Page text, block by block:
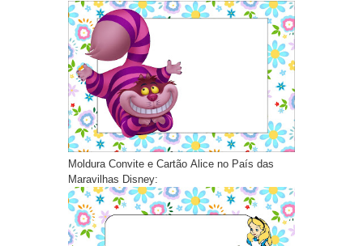
Moldura Convite e Cartão Alice no País das
Maravilhas Disney: